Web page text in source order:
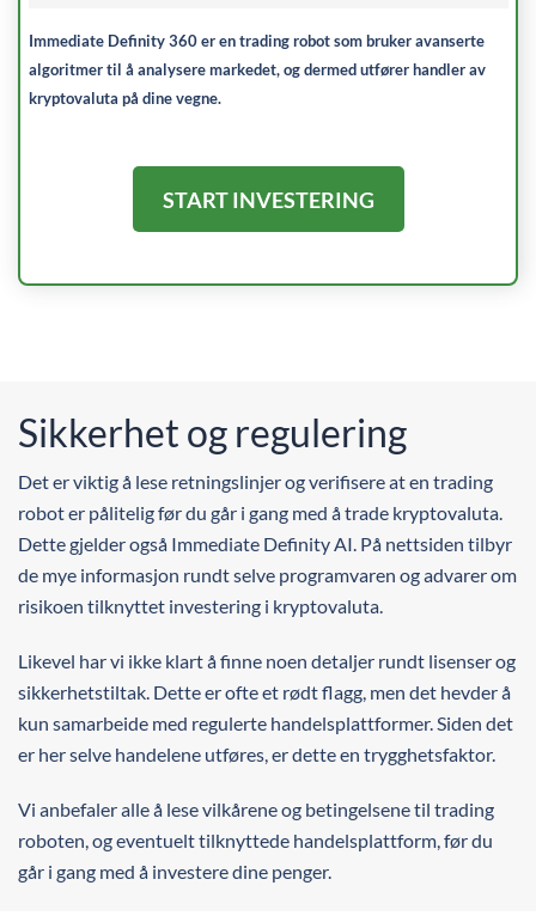
START INVESTERING
Immediate Definity 360 er en trading robot som bruker avanserte
algoritmer til å analysere markedet, og dermed utfører handler av
kryptovaluta på dine vegne.
Sikkerhet og regulering
Det er viktig å lese retningslinjer og verifisere at en trading
robot er pålitelig før du går i gang med å trade kryptovaluta.
Dette gjelder også Immediate Definity AI. På nettsiden tilbyr
de mye informasjon rundt selve programvaren og advarer om
risikoen tilknyttet investering i kryptovaluta.
Likevel har vi ikke klart å finne noen detaljer rundt lisenser og
sikkerhetstiltak. Dette er ofte et rødt flagg, men det hevder å
kun samarbeide med regulerte handelsplattformer. Siden det
er her selve handelene utføres, er dette en trygghetsfaktor.
Vi anbefaler alle å lese vilkårene og betingelsene til trading
roboten, og eventuelt tilknyttede handelsplattform, før du
går i gang med å investere dine penger.